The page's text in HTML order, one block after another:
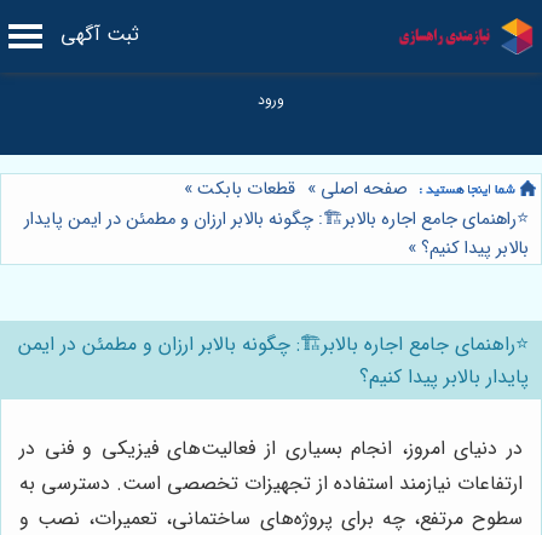
ثبت آگهی
صفحه اصلی » قطعات بابکت»
⭐️راهنمای جامع اجاره بالابر🏗️: چگونه بالابر ارزان و مطمئن در ایمن پایدار
بالابر پیدا کنیم؟»
⭐️راهنمای جامع اجاره بالابر🏗️: چگونه بالابر ارزان و مطمئن در ایمن
پایدار بالابر پیدا کنیم؟
در دنیای امروز، انجام بسیاری از فعالیت‌های فیزیکی و فنی در
ارتفاعات نیازمند استفاده از تجهیزات تخصصی است. دسترسی به
سطوح مرتفع، چه برای پروژه‌های ساختمانی، تعمیرات، نصب و